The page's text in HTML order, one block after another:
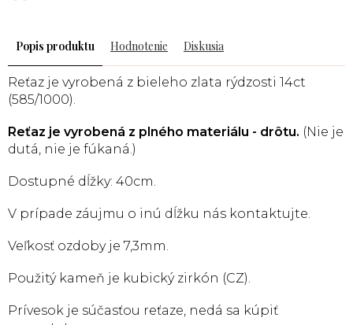
Popis Hodnotenie Diskusia
Reťaz je vyrobená z bieleho zlata rýdzosti 14ct
(585/1000).
Reťaz je vyrobená z plného materiálu - drôtu. (Nie je
dutá, nie je fúkaná.)
Dostupné dĺžky: 40cm.
V prípade záujmu o inú dĺžku nás kontaktujte.
Veľkosť ozdoby je 7,3mm.
Použitý kameň je kubický zirkón (CZ).
Prívesok je súčasťou reťaze, nedá sa kúpiť